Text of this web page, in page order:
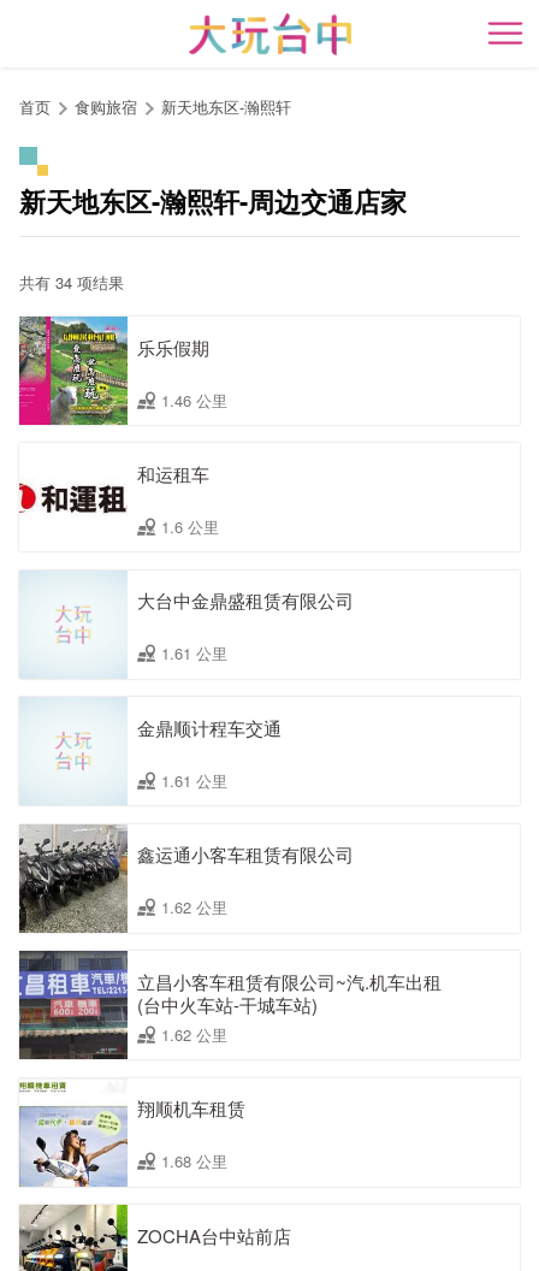
开
首页 食购旅宿 新天地东区-瀚熙轩
新天地东区-瀚熙轩-周边交通店家
共有 34 项结果
乐乐假期
1.46 公里
和运租车
1.6 公里
大台中金鼎盛租赁有限公司
1.61 公里
金鼎顺计程车交通
1.61 公里
鑫运通小客车租赁有限公司
1.62 公里
立昌小客车租赁有限公司~汽.机车出租
(台中火车站-干城车站)
1.62 公里
翔顺机车租赁
1.68 公里
ZOCHA台中站前店